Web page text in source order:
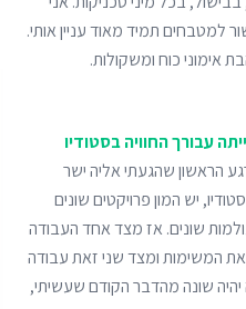
תמיד מאוד עניין אותי.
אימוני כוח ומשקולות.
עבורך החוויה בסטודיו
הראשון שהגעתי אליה ישר
יש המון פרויקטים שונים
שונים. אז מצד אחד העבודה
המשימות ומצד שני זאת עבודה
שונה מהדבר הקודם שעשיתי,